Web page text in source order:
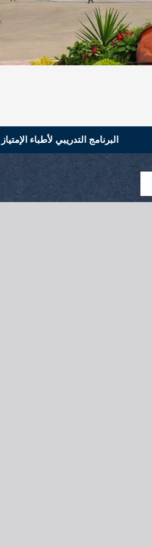
البرنامج التدريبي لأطباء الإمتياز